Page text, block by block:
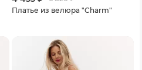
Платье из велюра "Charm"